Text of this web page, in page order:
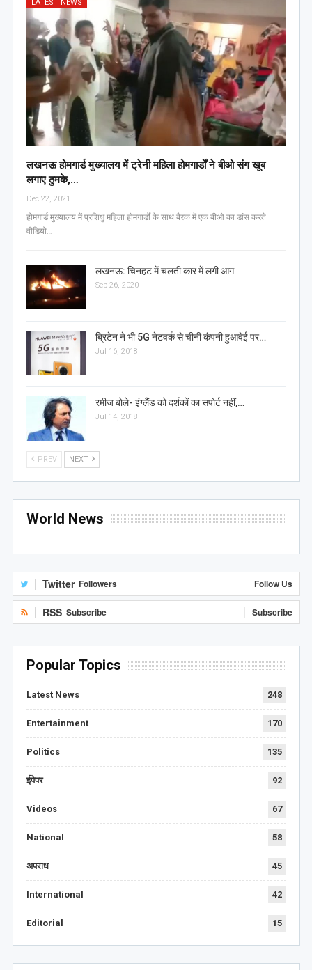
LATEST NEWS
लखनऊ होमगार्ड मुख्यालय में ट्रेनी महिला होमगार्डों ने बीओ संग खूब
लगाए ठुमके,…
Dec 22, 2021
होमगार्ड मुख्यालय में प्रशिक्षु महिला होमगार्डों के साथ बैरक में एक बीओ का डांस करते
वीडियो…
लखनऊ: चिनहट में चलती कार में लगी आग
Sep 26, 2020
ब्रिटेन ने भी 5G नेटवर्क से चीनी कंपनी हुआवेई पर…
Jul 16, 2018
रमीज बोले- इंग्लैंड को दर्शकों का सपोर्ट नहीं,…
Jul 14, 2018
PREV NEXT
World News
Twitter Followers Follow Us
RSS Subscribe Subscribe
Popular Topics
Latest News 248
Entertainment 170
Politics 135
ईपेपर 92
Videos 67
National 58
अपराध 45
International 42
Editorial 15